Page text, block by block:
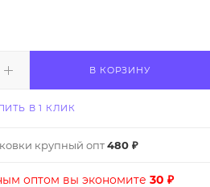
В КОРЗИНУ
В 1 КЛИК
крупный опт480 ₽
оптом вы экономите 30 ₽